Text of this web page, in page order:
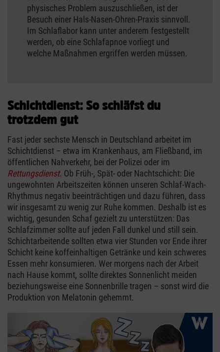
physisches Problem auszuschließen, ist der
Besuch einer Hals-Nasen-Ohren-Praxis sinnvoll.
Im Schlaflabor kann unter anderem festgestellt
werden, ob eine Schlafapnoe vorliegt und
welche Maßnahmen ergriffen werden müssen.
Schichtdienst: So schläfst du
trotzdem gut
Fast jeder sechste Mensch in Deutschland arbeitet im
Schichtdienst – etwa im Krankenhaus, am Fließband, im
öffentlichen Nahverkehr, bei der Polizei oder im
Rettungsdienst. Ob Früh-, Spät- oder Nachtschicht: Die
ungewohnten Arbeitszeiten können unseren Schlaf-Wach-
Rhythmus negativ beeinträchtigen und dazu führen, dass
wir insgesamt zu wenig zur Ruhe kommen. Deshalb ist es
wichtig, gesunden Schaf gezielt zu unterstützen: Das
Schlafzimmer sollte auf jeden Fall dunkel und still sein.
Schichtarbeitende sollten etwa vier Stunden vor Ende ihrer
Schicht keine koffeinhaltigen Getränke und kein schweres
Essen mehr konsumieren. Wer morgens nach der Arbeit
nach Hause kommt, sollte direktes Sonnenlicht meiden
beziehungsweise eine Sonnenbrille tragen – sonst wird die
Produktion von Melatonin gehemmt.